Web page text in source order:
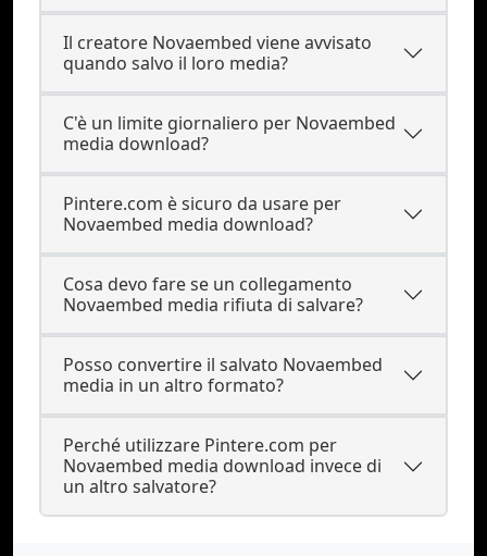
Il creatore Novaembed viene avvisato
quando salvo il loro media?
C'è un limite giornaliero per Novaembed
media download?
Pintere.com è sicuro da usare per
Novaembed media download?
Cosa devo fare se un collegamento
Novaembed media rifiuta di salvare?
Posso convertire il salvato Novaembed
media in un altro formato?
Perché utilizzare Pintere.com per
Novaembed media download invece di
un altro salvatore?